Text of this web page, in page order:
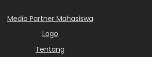
Media Partner Mahasiswa
Logo
Tentang